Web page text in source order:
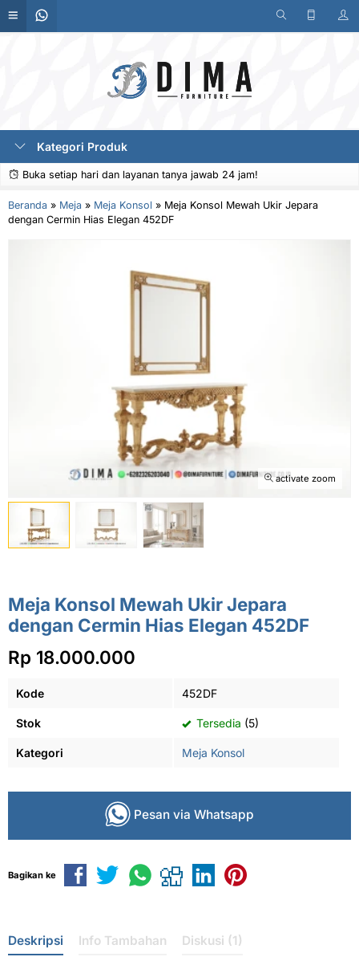
Kategori Produk
Buka setiap hari dan layanan tanya jawab 24 jam!
Beranda » Meja » Meja Konsol » Meja Konsol Mewah Ukir Jepara
dengan Cermin Hias Elegan 452DF
activate zoom
Meja Konsol Mewah Ukir Jepara
dengan Cermin Hias Elegan 452DF
Rp 18.000.000
Kode 452DF
Stok Tersedia (5)
Kategori Meja Konsol
Pesan via Whatsapp
Bagikan ke
Deskripsi Info Tambahan Diskusi (1)